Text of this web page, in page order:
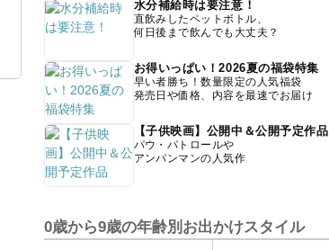
水分補給時は要注意！
直飲みしたペットボトル、
何日後まで飲んでも大丈夫？
お得いっぱい！2026夏の福袋特集
早い者勝ち！数量限定の人気福袋
発売日や価格、内容を最速でお届け
【子供映画】公開中＆公開予定作品
パウ・パトロールや
アンパンマンの人気作
0歳から9歳の年齢別お出かけスタイル